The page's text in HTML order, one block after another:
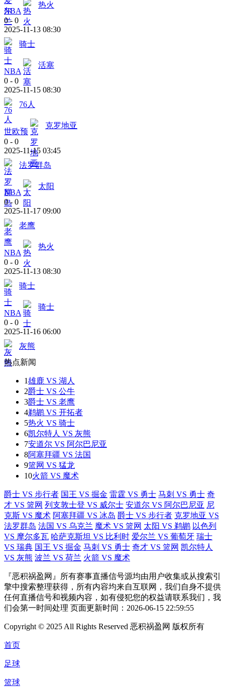
NBA
热火
0 - 0
2025-11-13 08:30
骑士
NBA
活塞
0 - 0
2025-11-15 08:30
76人
世欧预
克罗地亚
0 - 0
2025-11-15 03:45
法罗群岛
NBA
太阳
0 - 0
2025-11-17 09:00
老鹰
NBA
热火
0 - 0
2025-11-13 08:30
骑士
NBA
骑士
0 - 0
2025-11-16 06:00
灰熊
热点新闻
1雄鹿 VS 湖人
2爵士 VS 公牛
3爵士 VS 老鹰
4鹈鹕 VS 开拓者
5热火 VS 骑士
6凯尔特人 VS 灰熊
7安道尔 VS 阿尔巴尼亚
8阿塞拜疆 VS 法国
9篮网 VS 猛龙
10火箭 VS 魔术
爵士 VS 步行者 国王 VS 掘金 雷霆 VS 勇士 马刺 VS 勇士 奇
才 VS 篮网 列支敦士登 VS 威尔士 安道尔 VS 阿尔巴尼亚 尼
克斯 VS 魔术 阿塞拜疆 VS 冰岛 爵士 VS 步行者 克罗地亚 VS
法罗群岛 法国 VS 乌克兰 魔术 VS 篮网 太阳 VS 鹈鹕 以色列
VS 摩尔多瓦 哈萨克斯坦 VS 比利时 爱尔兰 VS 葡萄牙 瑞士
VS 瑞典 国王 VS 掘金 马刺 VS 勇士 奇才 VS 篮网 凯尔特人
VS 灰熊 波兰 VS 荷兰 火箭 VS 魔术
『恶积祸盈网』所有赛事直播信号源均由用户收集或从搜索引
擎中搜索整理获得，所有内容均来自互联网，我们自身不提供
任何直播信号和视频内容，如有侵犯您的权益请联系我们，我
们会第一时间处理 页面更新时间：2026-06-15 22:59:55
Copyright © 2025 All Rights Reserved 恶积祸盈网 版权所有
首页
足球
篮球